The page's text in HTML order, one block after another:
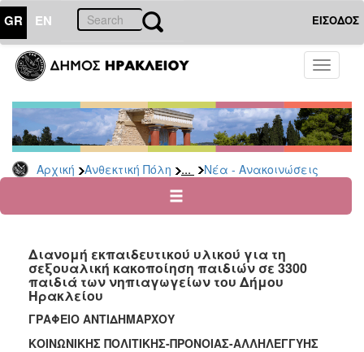
GR EN ΕΙΣΟΔΟΣ
Toggle
Αρχική Ανθεκτική Πόλη ... Νέα - Ανακοινώσεις
ΑΝΘΕΚΤΙΚΗ
ΠΟΛΗ
Κοινωνική
Πολιτική
Νέα
Ανακοινώσεις
για
Οικονομική
Αδυναμία
&
Φυσικές
Καταστροφές
Διανομή εκπαιδευτικού υλικού για τη
σεξουαλική κακοποίηση παιδιών σε 3300
παιδιά των νηπιαγωγείων του Δήμου
Ηρακλείου
ΓΡΑΦΕΙΟ ΑΝΤΙΔΗΜΑΡΧΟΥ
ΚΟΙΝΩΝΙΚΗΣ ΠΟΛΙΤΙΚΗΣ-ΠΡΟΝΟΙΑΣ-ΑΛΛΗΛΕΓΓΥΗΣ